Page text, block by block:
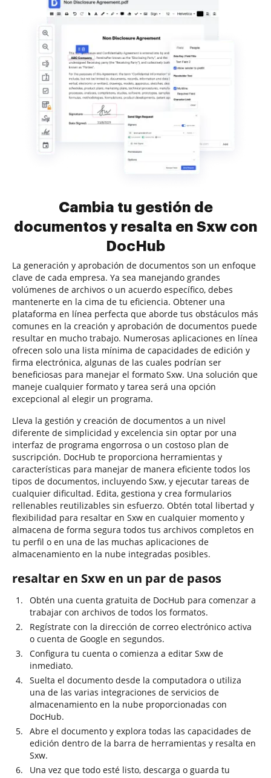
Cambia tu gestión de
documentos y resalta en Sxw con
DocHub
La generación y aprobación de documentos son un enfoque
clave de cada empresa. Ya sea manejando grandes
volúmenes de archivos o un acuerdo específico, debes
mantenerte en la cima de tu eficiencia. Obtener una
plataforma en línea perfecta que aborde tus obstáculos más
comunes en la creación y aprobación de documentos puede
resultar en mucho trabajo. Numerosas aplicaciones en línea
ofrecen solo una lista mínima de capacidades de edición y
firma electrónica, algunas de las cuales podrían ser
beneficiosas para manejar el formato Sxw. Una solución que
maneje cualquier formato y tarea será una opción
excepcional al elegir un programa.
Lleva la gestión y creación de documentos a un nivel
diferente de simplicidad y excelencia sin optar por una
interfaz de programa engorrosa o un costoso plan de
suscripción. DocHub te proporciona herramientas y
características para manejar de manera eficiente todos los
tipos de documentos, incluyendo Sxw, y ejecutar tareas de
cualquier dificultad. Edita, gestiona y crea formularios
rellenables reutilizables sin esfuerzo. Obtén total libertad y
flexibilidad para resaltar en Sxw en cualquier momento y
almacena de forma segura todos tus archivos completos en
tu perfil o en una de las muchas aplicaciones de
almacenamiento en la nube integradas posibles.
resaltar en Sxw en un par de pasos
Obtén una cuenta gratuita de DocHub para comenzar a
trabajar con archivos de todos los formatos.
Regístrate con la dirección de correo electrónico activa
o cuenta de Google en segundos.
Configura tu cuenta o comienza a editar Sxw de
inmediato.
Suelta el documento desde la computadora o utiliza
una de las varias integraciones de servicios de
almacenamiento en la nube proporcionadas con
DocHub.
Abre el documento y explora todas las capacidades de
edición dentro de la barra de herramientas y resalta en
Sxw.
Una vez que todo esté listo, descarga o guarda tu